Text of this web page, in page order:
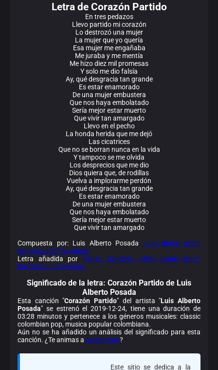
Letra de Corazón Partido
En tres pedazos
Llevo partido mi corazón
Lo destrozó una mujer
La mujer que yo quería
Esa mujer me engañaba
Me juraba y me mentía
Me hizo diez mil promesas
Y solo me dio falsía
Ay, qué desgracia tan grande
Es estar enamorado
De una mujer embustera
Que nos haya embolatado
Sería mejor estar muerto
Que vivir tan amargado
Llevo en el pecho
La honda herida que me dejó
Las cicatrices
Que no se borran nunca en la vida
Y tampoco se me olvida
Los desprecios que me dio
Dios quiera que, de rodillas
Vuelva a implorarme perdón
Ay, qué desgracia tan grande
Es estar enamorado
De una mujer embustera
Que nos haya embolatado
Sería mejor estar muerto
Que vivir tan amargado
Compuesta por: Luis Alberto Posada ¿Los datos están
equivocados? Avísanos.
Letra añadida por Mateo Sanchez
¿Viste algún error?
Envíanos una revisión.
Significado de la letra: Corazón Partido de Luis
Alberto Posada
Esta canción "Corazón Partido" del artista "Luis Alberto
Posada" se estrenó el 2019-12-24, tiene una duración de
03:28 minutos y pertenece a los géneros musicales: classic
colombian pop, musica popular colombiana.
Aún no se ha añadido un análisis del significado para esta
canción. ¿Te animas a sugerir uno?
Este sitio se dedica a la